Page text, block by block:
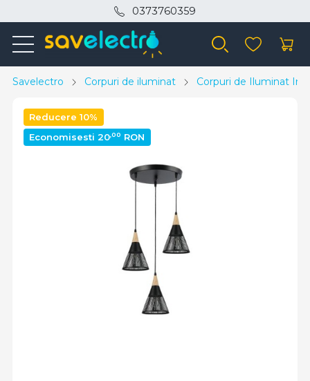
0373760359
Savelectro Corpuri de iluminat Corpuri de Iluminat
Reducere 10%
Economisesti 20,00 RON